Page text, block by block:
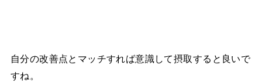
自分の改善点とマッチすれば意識して摂取すると良いで
すね。